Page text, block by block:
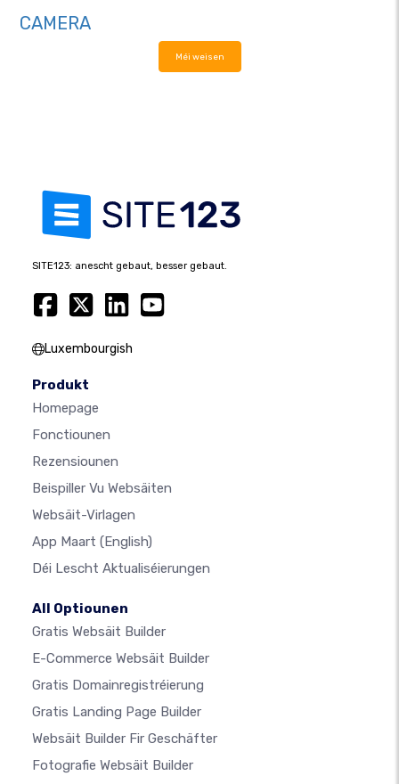
CAMERA
Méi weisen
SITE123: anescht gebaut, besser gebaut.
Luxembourgish
Produkt
Homepage
Fonctiounen
Rezensiounen
Beispiller Vu Websäiten
Websäit-Virlagen
App Maart (English)
Déi Lescht Aktualiséierungen
All Optiounen
Gratis Websäit Builder
E-Commerce Websäit Builder
Gratis Domainregistréierung
Gratis Landing Page Builder
Websäit Builder Fir Geschäfter
Fotografie Websäit Builder